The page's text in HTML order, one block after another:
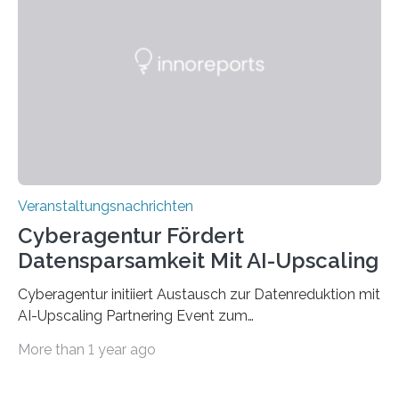
„QUAZAR“ mit insgesamt 1,15 Millionen Euro über vier
Veranstaltungsnachrichten
Cyberagentur Fördert
Datensparsamkeit Mit AI-Upscaling
Cyberagentur initiiert Austausch zur Datenreduktion mit
AI-Upscaling Partnering Event zum
innovative DatenverarbeitungDie Agentur für
More than 1 year ago